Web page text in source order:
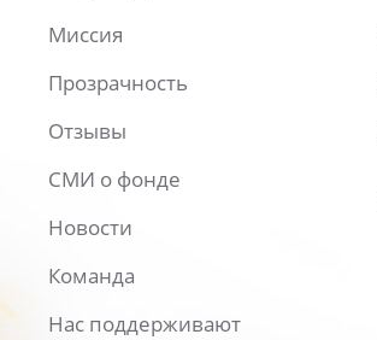
Миссия
Прозрачность
Отзывы
СМИ о фонде
Новости
Команда
Нас поддерживают